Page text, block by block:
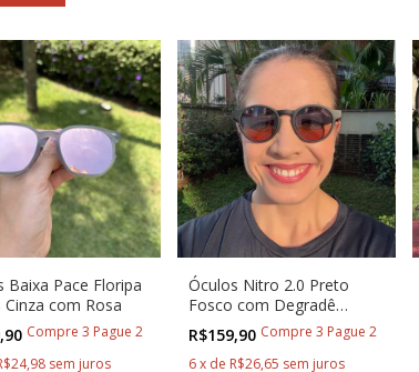
Baixa Pace Floripa
Cinza com Rosa
Compre 3 Pague 2
sem juros
Óculos Nitro 2.0 Preto
Fosco com Degradê
Sunset Baixa Pace®
R$159,90 Compre 3 Pague 2
6x de R$26,65 sem juros